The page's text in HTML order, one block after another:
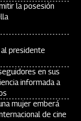
la posesión
presidente
en sus
informada a
mujer emberá
de cine